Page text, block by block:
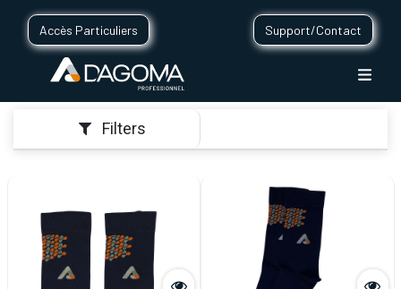
Accès Particuliers Support/Contact
Filters